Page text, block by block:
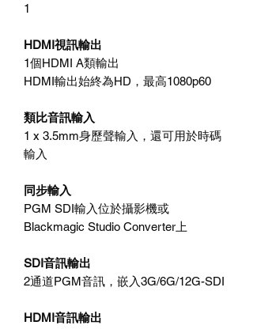
1
HDMI視訊輸出
1個HDMI A類輸出
HDMI輸出始終為HD，最高1080p60
類比音訊輸入
1 x 3.5mm身歷聲輸入，還可用於時碼
輸入
同步輸入
PGM SDI輸入位於攝影機或
Blackmagic Studio Converter上
SDI音訊輸出
2通道PGM音訊，嵌入3G/6G/12G-SDI
HDMI音訊輸出